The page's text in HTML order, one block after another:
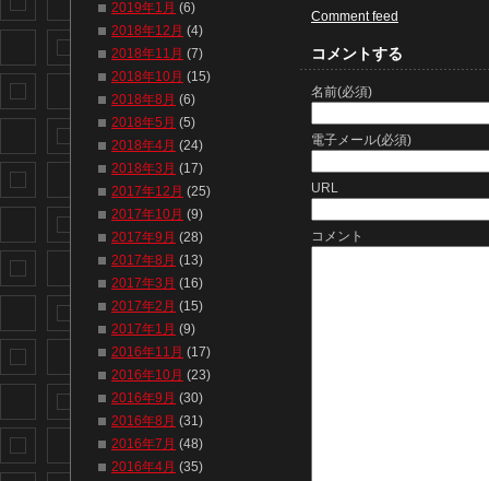
Comment feed
コメントする
名前(必須)
電子メール(必須)
URL
コメント
2019年1月 (6)
2018年12月 (4)
2018年11月 (7)
2018年10月 (15)
2018年8月 (6)
2018年5月 (5)
2018年4月 (24)
2018年3月 (17)
2017年12月 (25)
2017年10月 (9)
2017年9月 (28)
2017年8月 (13)
2017年3月 (16)
2017年2月 (15)
2017年1月 (9)
2016年11月 (17)
2016年10月 (23)
2016年9月 (30)
2016年8月 (31)
2016年7月 (48)
2016年4月 (35)